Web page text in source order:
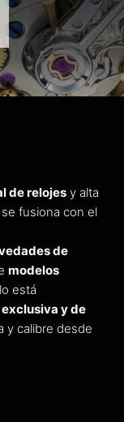
de relojes y alta
fusiona con el
de
modelos
está
y de
y calibre desde